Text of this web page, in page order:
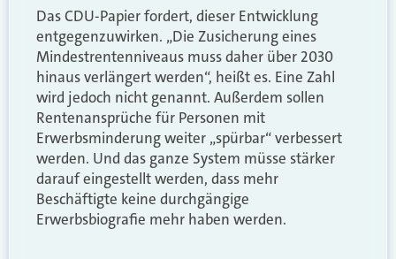
Das CDU-Papier fordert, dieser Entwicklung
entgegenzuwirken. „Die Zusicherung eines
Mindestrentenniveaus muss daher über 2030
hinaus verlängert werden“, heißt es. Eine Zahl
wird jedoch nicht genannt. Außerdem sollen
Rentenansprüche für Personen mit
Erwerbsminderung weiter „spürbar“ verbessert
werden. Und das ganze System müsse stärker
darauf eingestellt werden, dass mehr
Beschäftigte keine durchgängige
Erwerbsbiografie mehr haben werden.